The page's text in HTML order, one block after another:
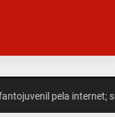
pela internet;